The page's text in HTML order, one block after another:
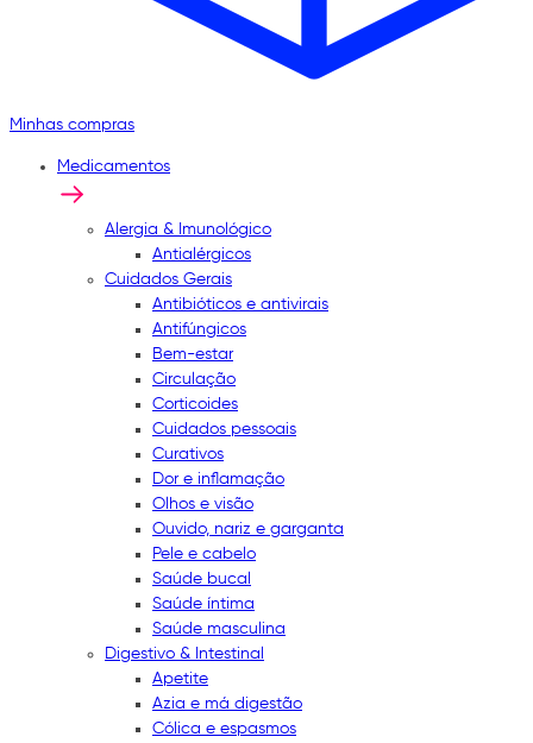
Minhas compras
Medicamentos
Alergia & Imunológico
Antialérgicos
Cuidados Gerais
Antibióticos e antivirais
Antifúngicos
Bem-estar
Circulação
Corticoides
Cuidados pessoais
Curativos
Dor e inflamação
Olhos e visão
Ouvido, nariz e garganta
Pele e cabelo
Saúde bucal
Saúde íntima
Saúde masculina
Digestivo & Intestinal
Apetite
Azia e má digestão
Cólica e espasmos